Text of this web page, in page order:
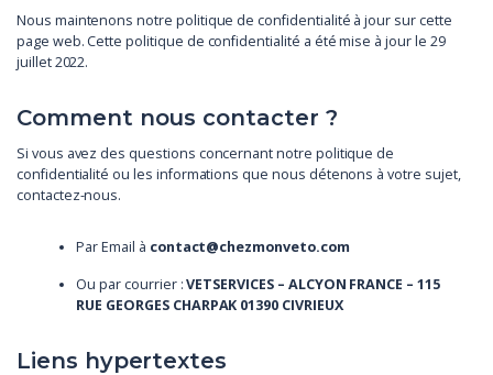
Nous maintenons notre politique de confidentialité à jour sur cette
page web. Cette politique de confidentialité a été mise à jour le 29
juillet 2022.
Comment nous contacter ?
Si vous avez des questions concernant notre politique de
confidentialité ou les informations que nous détenons à votre sujet,
contactez-nous.
Par Email à contact@chezmonveto.com
Ou par courrier :VETSERVICES – ALCYON FRANCE – 115
RUE GEORGES CHARPAK 01390 CIVRIEUX
Liens hypertextes